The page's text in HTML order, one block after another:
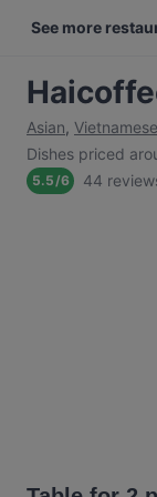
See more
Asian, Vietnamese
Dishes priced
5.5/6 44